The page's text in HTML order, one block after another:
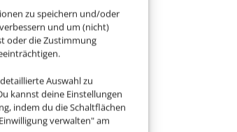
zu speichern und/oder
und um (nicht)
oder die Zustimmung
Auswahl zu
kannst deine Einstellungen
indem du die Schaltflächen
verwalten" am